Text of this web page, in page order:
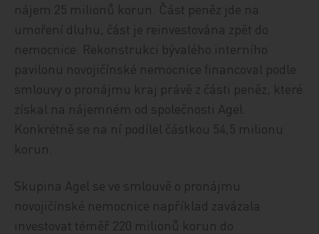
nájem 25 milionů korun. Část peněz jde na
umoření dluhu, část je reinvestována zpět do
nemocnice. Rekonstrukci bývalého interního
pavilonu novojičínské nemocnice financoval podle
smlouvy o pronájmu kraj právě z části peněz, které
získal na nájemném od společnosti Agel.
Konkrétně se na ní podílel částkou 54,5 milionu
korun.
Skupina Agel se ve smlouvě o pronájmu
novojičínské nemocnice například zavázala
investovat téměř 220 milionů korun do